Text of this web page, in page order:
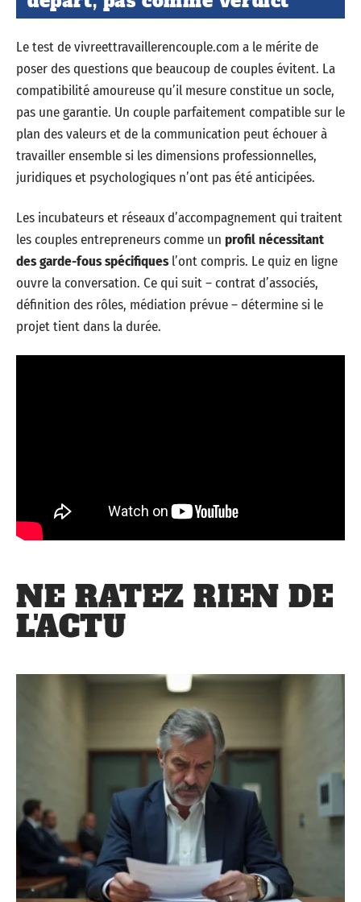
Le test de vivreettravaillerencouple.com a le mérite de
poser des questions que beaucoup de couples évitent. La
compatibilité amoureuse qu’il mesure constitue un socle,
pas une garantie. Un couple parfaitement compatible sur le
plan des valeurs et de la communication peut échouer à
travailler ensemble si les dimensions professionnelles,
juridiques et psychologiques n’ont pas été anticipées.
Les incubateurs et réseaux d’accompagnement qui traitent
les couples entrepreneurs comme un profil nécessitant
des garde-fous spécifiquesl’ont compris. Le quiz en ligne
ouvre la conversation. Ce qui suit – contrat d’associés,
définition des rôles, médiation prévue – détermine si le
projet tient dans la durée.
NE RATEZ RIEN DE
L'ACTU